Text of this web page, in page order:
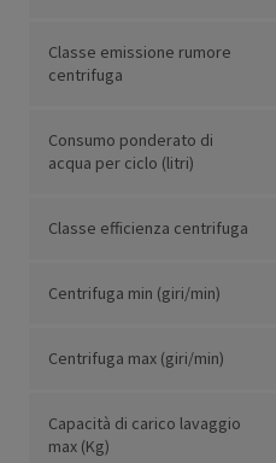
Classe emissione rumore
centrifuga
Consumo ponderato di
acqua per ciclo (litri)
Classe efficienza centrifuga
Centrifuga min (giri/min)
Centrifuga max (giri/min)
Capacità di carico lavaggio
max (Kg)